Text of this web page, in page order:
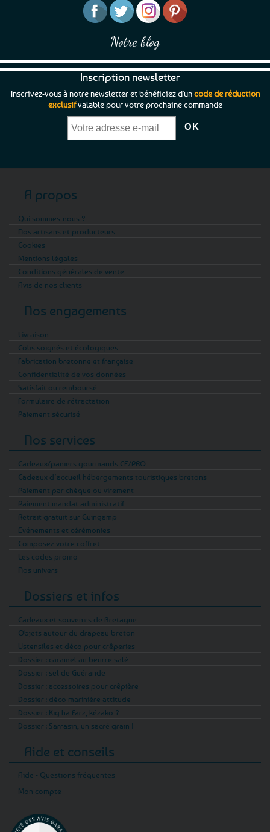
Notre blog
Inscription newsletter
Inscrivez-vous à notre newsletter et bénéficiez d'uncode de réduction
exclusifvalable pour votre prochaine commande
A propos
Qui sommes-nous ?
Nos artisans et producteurs
Cookies
Mentions légales
Conditions générales de vente
Avis de nos clients
Nos engagements
Livraison
Colis soignés et écologiques
Fabrication bretonne et française
Confidentialité de vos données
Satisfait ou remboursé
Formulaire de rétractation
Paiement sécurisé
Nos services
Cadeaux/paniers gourmands CE/PRO
Cadeaux d’accueil hébergements touristiques bretons
Paiement par chèque ou virement
Paiement mandat administratif
Retrait gratuit sur Guingamp
Evénements et cérémonies
Composez votre coffret
Les codes promo
Nos univers
Dossiers et infos
Cadeaux et souvenirs de Bretagne
Objets autour du drapeau breton
Ustensiles et déco pour crêperies
Dossier : caramel au beurre salé
Dossier : sel de Guérande
Dossier : accessoires pour crêpière
Dossier : déco marinière attitude
Dossier : Kig ha Farz, kézako ?
Dossier : Sarrasin, un sacré grain !
Aide et conseils
Aide - Questions fréquentes
Mon compte